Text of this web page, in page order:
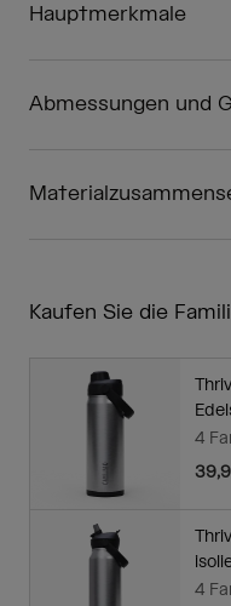
Hauptmerkmale
Abmessungen und
Kaufen Sie die
4
4